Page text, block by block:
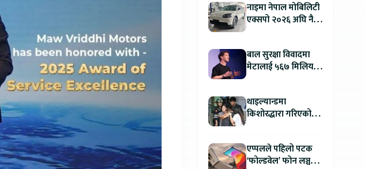
नाइमा नेपाल मोबिलिटी
एक्सपो २०२६ अघि नै
बाल सुरक्षा विवादमा
मेटालाई ५६७ मिलियन
थाइल्यान्डमा
किशोरद्धारा गरिएको
एप्पलले पहिलो पटक
‘फोल्डवेल’ फोन लञ्च